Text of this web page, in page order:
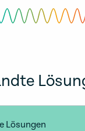
Lösungen